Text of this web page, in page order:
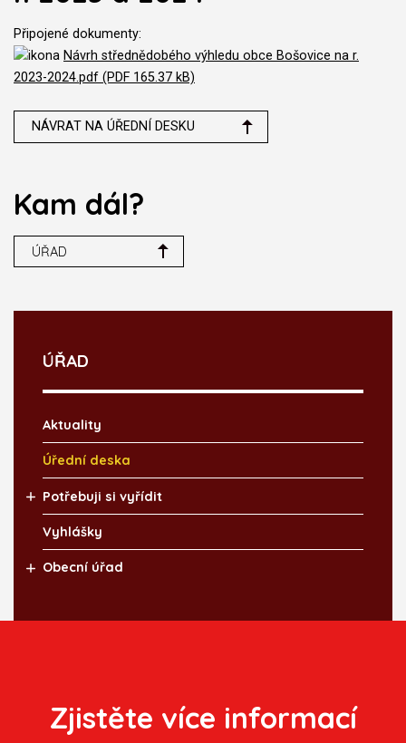
Připojené dokumenty:
Návrh střednědobého výhledu obce Bošovice na r.
2023-2024.pdf (PDF 165.37 kB)
NÁVRAT NA ÚŘEDNÍ DESKU
Kam dál?
ÚŘAD
ÚŘAD
Aktuality
Úřední deska
Potřebuji si vyřídit
Vyhlášky
Obecní úřad
Zjistěte více informací